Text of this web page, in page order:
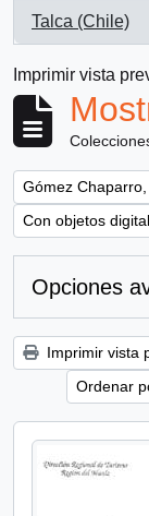
Talca (Chile)
, 1 resultados
Imprimir vista
Remove filter:
Gómez
Remove filter:
Con objetos
Opciones
Imprimir vista
Ordenar